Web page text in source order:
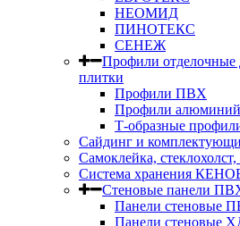
НЕОМИД
ПИНОТЕКС
СЕНЕЖ
Профили отделочные
плитки
Профили ПВХ
Профили алюминий
Т-образные
Сайдинг и
Самоклейка, стеклохолст,
Система хранения
Стеновые панели
Панели стеновые
Панели стеновые